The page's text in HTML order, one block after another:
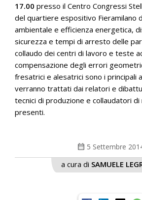
17.00 presso il Centro Congressi
del quartiere espositivo Fieramilano
ambientale e efficienza energetica,
sicurezza e tempi di arresto delle
collaudo dei centri di lavoro e teste
compensazione degli errori
fresatrici e alesatrici sono i principali
verranno trattati dai relatori e
tecnici di produzione e collaudatori di
presenti.
calendar_month 5 Settembre
a cura di SAMUELE